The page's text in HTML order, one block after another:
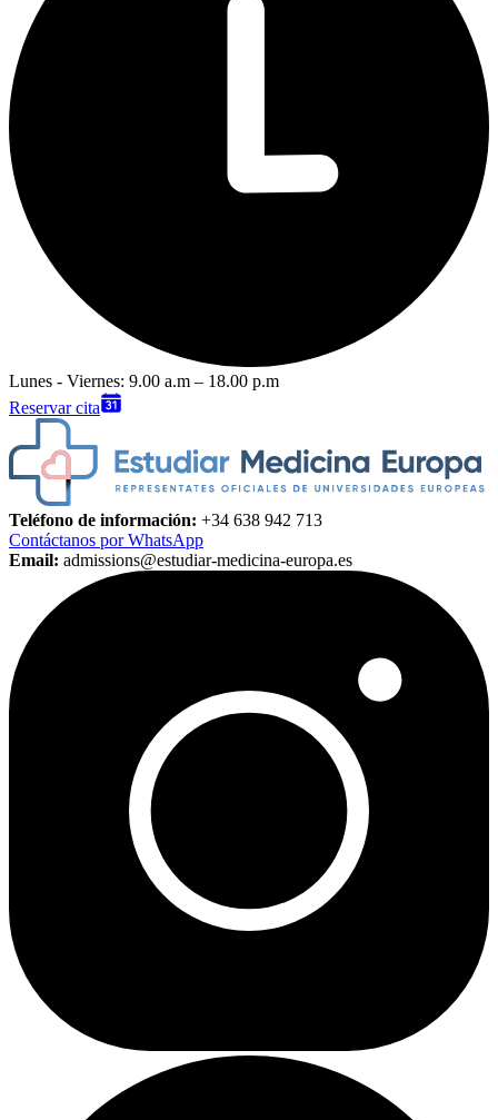
Lunes - Viernes: 9.00 a.m – 18.00 p.m
Reservar cita
Teléfono de información: +34 638 942 713
Contáctanos por WhatsApp
Email: admissions@estudiar-medicina-europa.es